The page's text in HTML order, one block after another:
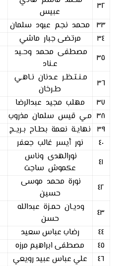
٣٢
عبيس
٣٣ محمد نجم عبود سلمان
٣٤
مرتضى جبار ماشي
٣٥
مصطفى محمد وحـيد
عـناد
٣٦
مـنـتـظـر عـدنان نـاهـي
طـرخان
٣٧
مهلب مجيد عبدالرضا
٣٨ مـي قيس سلمان مذروب
٣٩ نهايـة نعمة بطـاح بـريـج
٤٠
نور أيسر غالب جعفر
٤١
نورالهدى وناس
عكموش ساجت
٤٢
نورة محمد موسى
حسين
٤٣
وديـان حمـزة عبدالله
حسن
٤٤
رضاب عباس سعيد
٤٥
مصطفى ابراهيم مرزه
٤٦
علي عباس عبيد رويعي